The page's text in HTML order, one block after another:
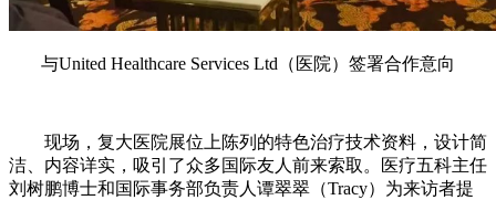
与United Healthcare Services Ltd（医院）签署合作意向
现场，复大医院展位上陈列的特色治疗技术资料，设计简
洁、内容详实，吸引了众多国际友人前来索取。医疗五科主任
刘树鹏博士和国际事务部负责人谭翠翠（Tracy）为来访者提